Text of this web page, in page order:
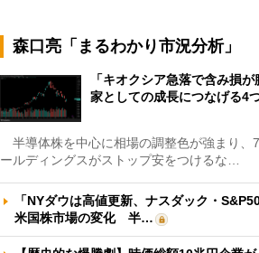
森口亮「まるわかり市況分析」
「キオクシア急落で含み損
家としての成長につなげる
半導体株を中心に相場の調整色が強まり、
ールディングスがストップ安をつけるな…
「NYダウは高値更新、ナスダック・
米国株市場の変化 半…